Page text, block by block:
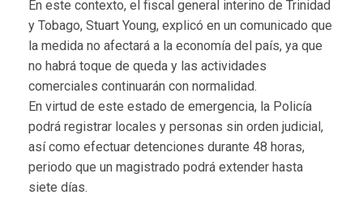
En este contexto, el fiscal general interino de Trinidad
y Tobago, Stuart Young, explicó en un comunicado que
la medida no afectará a la economía del país, ya que
no habrá toque de queda y las actividades
comerciales continuarán con normalidad.
En virtud de este estado de emergencia, la Policía
podrá registrar locales y personas sin orden judicial,
así como efectuar detenciones durante 48 horas,
periodo que un magistrado podrá extender hasta
siete días.